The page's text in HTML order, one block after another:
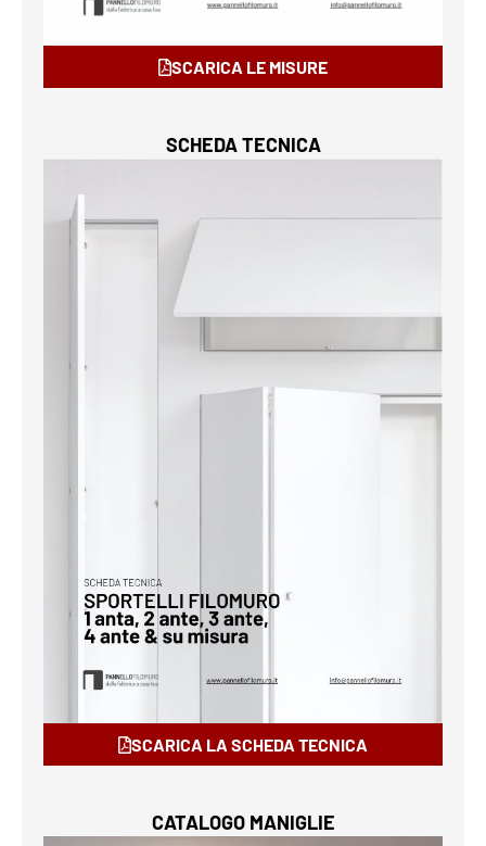
SCARICA LE MISURE
SCHEDA TECNICA
SCARICA LA SCHEDA TECNICA
CATALOGO MANIGLIE